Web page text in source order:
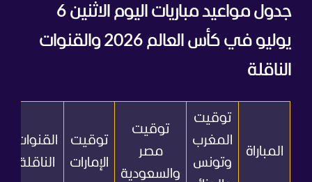
جدول مواعيد مباريات اليوم الاثنين 6
يوليو في كأس العالم 2026 والقنوات
الناقلة
المباراة
توقيت
المغرب
وتونس
توقيت
مصر
والسعودية
توقيت
الإمارات
القنوات
الناقلة